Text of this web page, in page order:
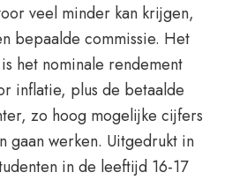
veel minder kan krijgen,
bepaalde commissie. Het
het nominale rendement
inflatie, plus de betaalde
zo hoog mogelijke cijfers
gaan werken. Uitgedrukt in
in de leeftijd 16-17